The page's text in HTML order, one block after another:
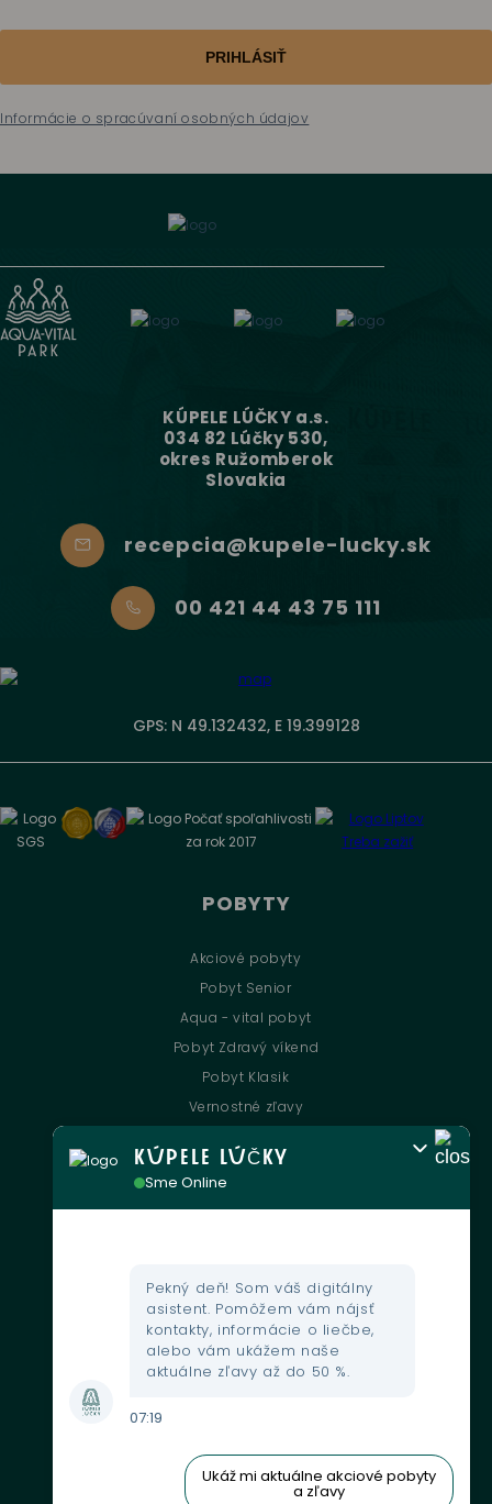
PRIHLÁSIŤ
Informácie o spracúvaní osobných údajov
KÚPELE LÚČKY a.s.
034 82 Lúčky 530,
okres Ružomberok
Slovakia
recepcia@kupele-lucky.sk
00 421 44 43 75 111
GPS: N 49.132432, E 19.399128
POBYTY
Akciové pobyty
Pobyt Senior
Aqua - vital pobyt
Pobyt Zdravý víkend
Pobyt Klasik
Vernostné zľavy
UŽITOČNÉ INFORMÁCIE
Gastronómia
Mapa areálu
Webkamera
Fondy EU
Zľavové karty
Oznamovanie protispoločenskej činnosti
KÚPELE LÚČKY
Sme Online
Pekný deň! Som váš digitálny
asistent. Pomôžem vám nájsť
kontakty, informácie o liečbe,
alebo vám ukážem naše
aktuálne zľavy až do 50 %.
07:19
Ukáž mi aktuálne akciové pobyty
a zľavy